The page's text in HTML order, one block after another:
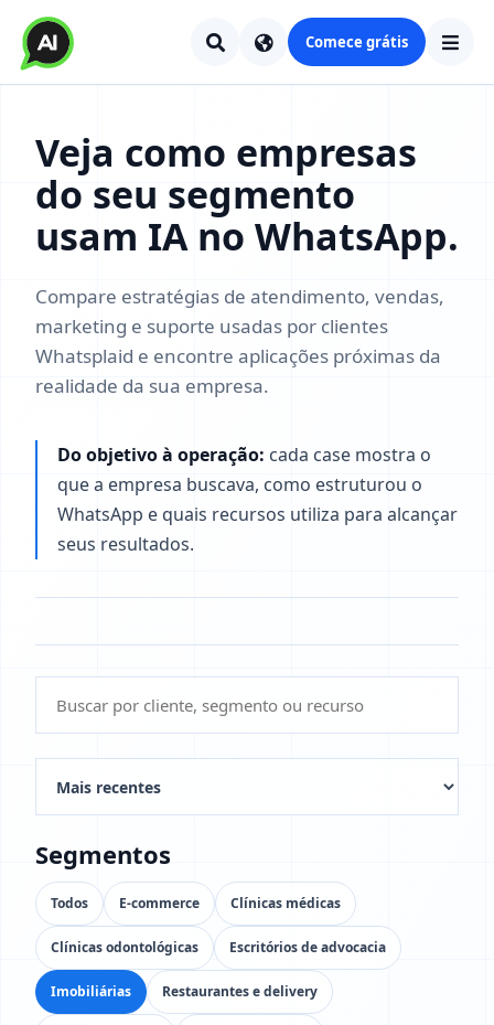
Comece grátis
Veja como empresas
do seu segmento
usam IA no WhatsApp.
Compare estratégias de atendimento, vendas,
marketing e suporte usadas por clientes
Whatsplaid e encontre aplicações próximas da
realidade da sua empresa.
Do objetivo à operação: cada case mostra o
que a empresa buscava, como estruturou o
WhatsApp e quais recursos utiliza para alcançar
seus resultados.
Segmentos
Todos E-commerce Clínicas médicas
Clínicas odontológicas Escritórios de advocacia
Imobiliárias Restaurantes e delivery